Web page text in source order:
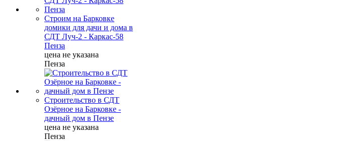
Строим на Барковке
домики для дачи и дома в
СДТ Луч-2 - Каркас-58
Пенза
цена не указана
Пенза
Строительство в СДТ
Озёрное на Барковке -
дачный дом в Пензе
цена не указана
Пенза